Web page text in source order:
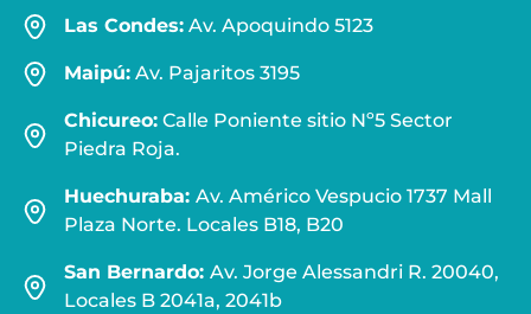
Las Condes: Av. Apoquindo 5123
Maipú: Av. Pajaritos 3195
Chicureo: Calle Poniente sitio Nº5 Sector
Piedra Roja.
Huechuraba:Av. Américo Vespucio 1737 Mall
Plaza Norte. Locales B18, B20
San Bernardo:Av. Jorge Alessandri R. 20040,
Locales B 2041a, 2041b